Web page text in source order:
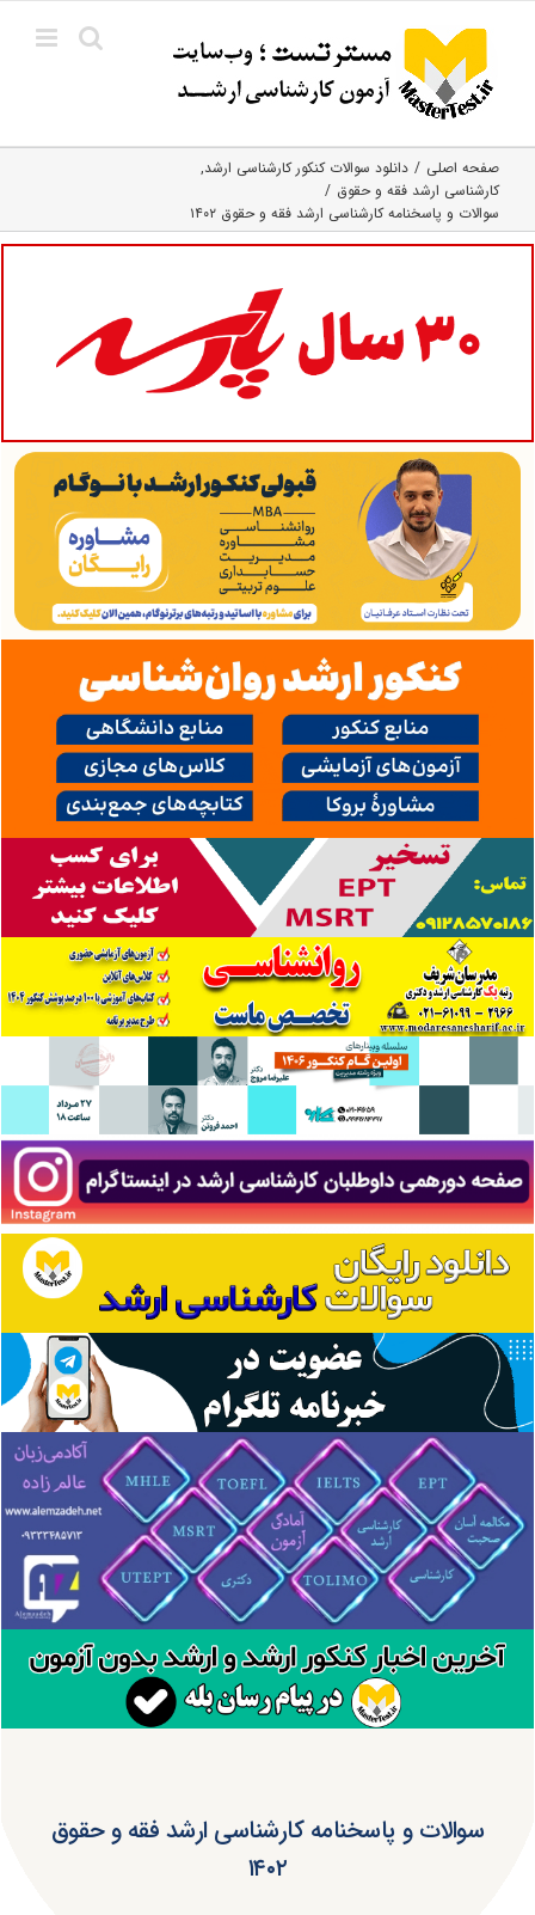
content
صفحه اصلی
دانلود سوالات کنکور کارشناسی ارشد
کارشناسی ارشد فقه و حقوق
سوالات و پاسخنامه کارشناسی ارشد فقه و حقوق ۱۴۰۲
سوالات و پاسخنامه کارشناسی ارشد فقه و حقوق
۱۴۰۲